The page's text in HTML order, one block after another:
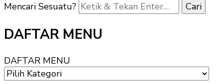
Mencari Sesuatu?
DAFTAR MENU
DAFTAR MENU